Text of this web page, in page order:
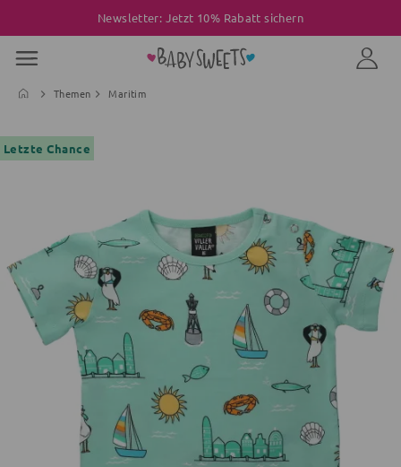
Newsletter: Jetzt 10% Rabatt sichern
Themen Maritim
Letzte Chance